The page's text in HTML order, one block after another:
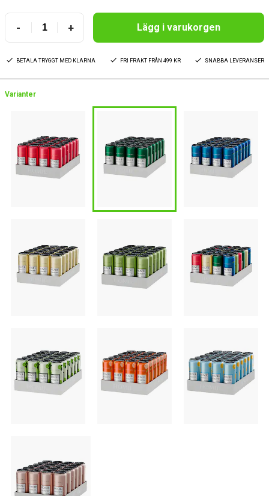
- + Lägg i varukorgen
BETALA TRYGGT MED KLARNA FRI FRAKT FRÅN 499 KR SNABBA LEVERANSER
Varianter